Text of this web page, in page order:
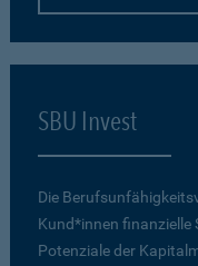
SBU Invest
Die
Kund*innen finanzielle
Potenziale der